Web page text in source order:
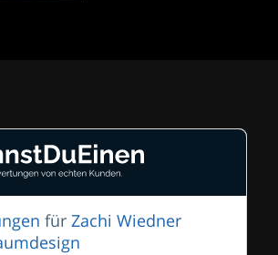
für Zachi Wiedner